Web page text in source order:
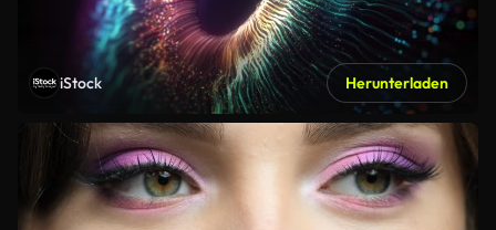
iStock Herunterladen